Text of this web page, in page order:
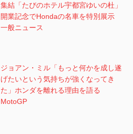
集結「たびのホテル宇都宮ゆいの杜」
開業記念でHondaの名車を特別展示
一般ニュース
ジョアン・ミル「もっと何かを成し遂
げたいという気持ちが強くなってき
た」ホンダを離れる理由を語る
MotoGP